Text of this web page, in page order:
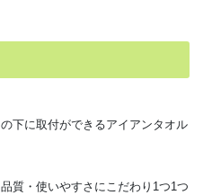
下に取付ができるアイアンタオル
質・使いやすさにこだわり1つ1つ